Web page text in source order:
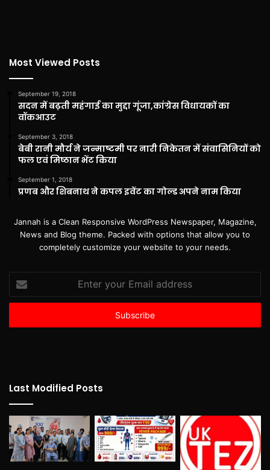
Most Viewed Posts
September 19, 2018
सदन में बढ़ती महंगाई का मुद्दा गूंजा,कांग्रेस विधायकों का
वॉकआउट
September 3, 2018
बेबी रानी मौर्य ने जन्माष्टमी पर नारी निकेतन में संवासिनियों को
फल एवं मिष्ठान भेंट किया
September 1, 2018
प्रणब और शिबनाथ ने कपल इवेंट का गोल्ड अपने नाम किया
Jannah is a Clean Responsive WordPress Newspaper, Magazine,
News and Blog theme. Packed with options that allow you to
completely customize your website to your needs.
Enter
your
Email
Last Modified Posts